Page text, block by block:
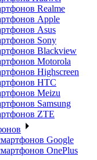
Realme
Apple
Asus
Sony
Blackview
Motorola
Highscreen
HTC
Meizu
Samsung
ZTE
Google
OnePlus